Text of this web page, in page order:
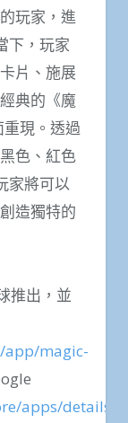
玩家，進
下，玩家
片、施展
典的《魔
現。透過
色、紅色
家將可以
造獨特的
推出，並
app/magic-
apps/details?